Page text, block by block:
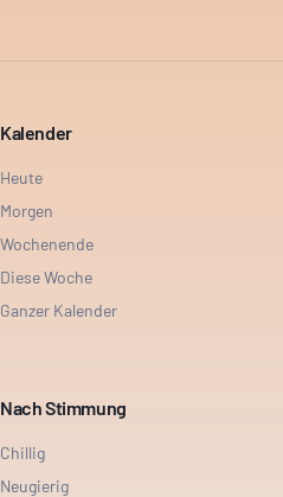
Kalender
Heute
Morgen
Wochenende
Diese Woche
Ganzer Kalender
Nach Stimmung
Chillig
Neugierig